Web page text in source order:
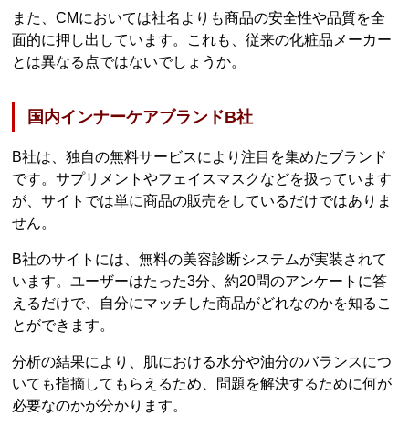
また、CMにおいては社名よりも商品の安全性や品質を全
面的に押し出しています。これも、従来の化粧品メーカー
とは異なる点ではないでしょうか。
国内インナーケアブランドB社
B社は、独自の無料サービスにより注目を集めたブランド
です。サプリメントやフェイスマスクなどを扱っています
が、サイトでは単に商品の販売をしているだけではありま
せん。
B社のサイトには、無料の美容診断システムが実装されて
います。ユーザーはたった3分、約20問のアンケートに答
えるだけで、自分にマッチした商品がどれなのかを知るこ
とができます。
分析の結果により、肌における水分や油分のバランスにつ
いても指摘してもらえるため、問題を解決するために何が
必要なのかが分かります。